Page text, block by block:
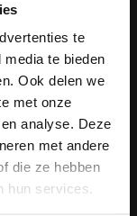
te
te bieden
Ook delen we
met onze
analyse. Deze
met andere
die ze hebben
hun services.